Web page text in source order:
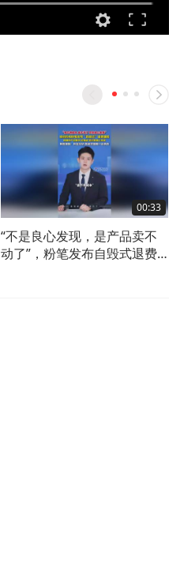
00:33
“不是良心发现，是产品卖不
动了”，粉笔发布自毁式退费